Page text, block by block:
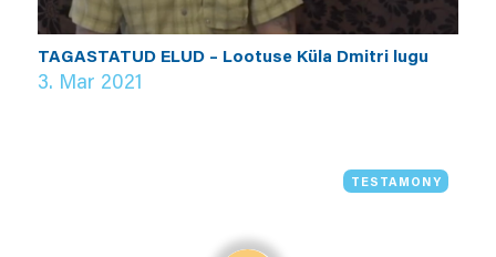
TAGASTATUD ELUD – Lootuse Küla Dmitri lugu
3. Mar 2021
TESTAMONY